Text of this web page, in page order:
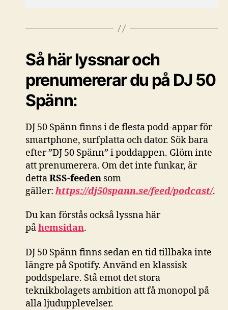
Så här lyssnar och
prenumererar du på DJ 50
Spänn:
DJ 50 Spänn finns i de flesta podd-appar för
smartphone, surfplatta och dator. Sök bara
efter ”DJ 50 Spänn” i poddappen. Glöm inte
att prenumerera. Om det inte funkar, är
dettaRSS-feeden som
gäller: https://dj50spann.se/feed/podcast/.
Du kan förstås ocksålyssna här
påhemsidan.
DJ 50 Spänn finns sedan en tid tillbaka inte
längre på Spotify. Använd en klassisk
poddspelare. Stå emot det stora
teknikbolagets ambition att få monopol på
alla ljudupplevelser.